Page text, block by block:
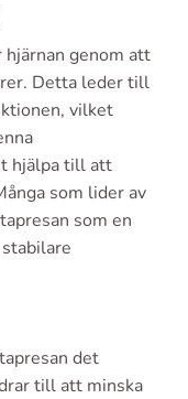
hjärnan genom att
Detta leder till
vilket
hjälpa till att
som lider av
som en
det
till att minska